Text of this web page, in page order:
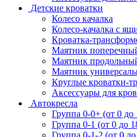
Детские кроватки
Колесо качалка
Колесо-качалка с
Кроватка-
Маятник
Маятник
Маятник
Круглые кроватки-
Аксессуары для
Автокресла
Группа 0-0+ (от 0 до
Группа 0-1 (от 0 до
Группа 0-1-2 (от 0